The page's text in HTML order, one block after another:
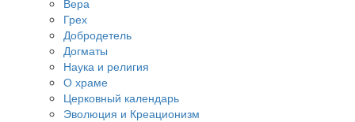
Грех
Добродетель
Догматы
Наука и религия
О храме
Церковный календарь
Эволюция и Креационизм